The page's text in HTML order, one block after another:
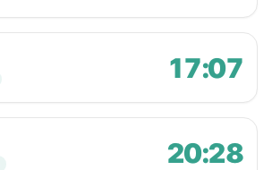
17:07
20:28